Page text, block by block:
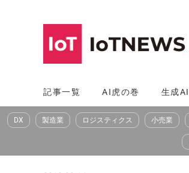
へ
ス
記事一覧 AI虎の巻 生成
DX 製造業 ロジスティクス 小売業